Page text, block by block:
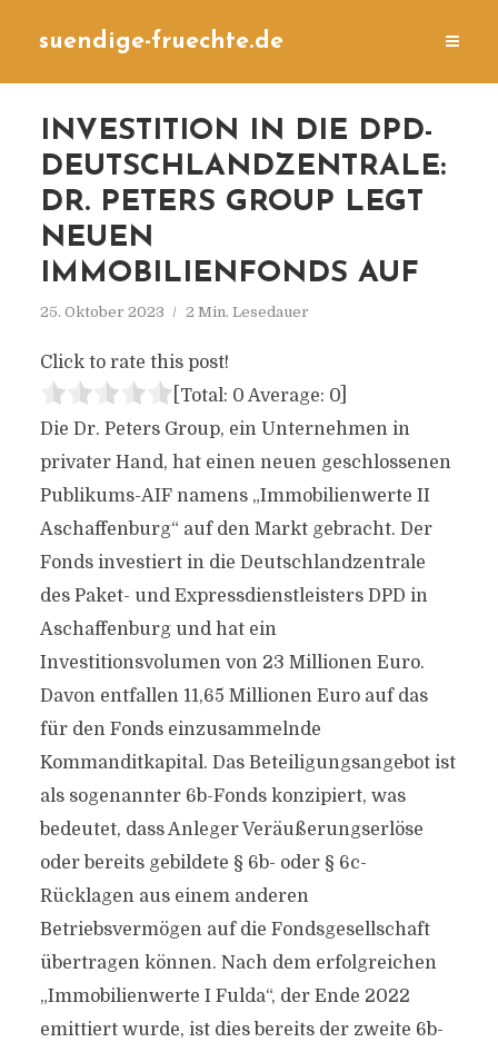
suendige-fruechte.de
INVESTITION IN DIE DPD-
DEUTSCHLANDZENTRALE:
DR. PETERS GROUP LEGT
NEUEN
IMMOBILIENFONDS AUF
25. Oktober 2023 2 Min. Lesedauer
Click to rate this post!
[Total: 0 Average: 0]
Die Dr. Peters Group, ein Unternehmen in
privater Hand, hat einen neuen geschlossenen
Publikums-AIF namens „Immobilienwerte II
Aschaffenburg“ auf den Markt gebracht. Der
Fonds investiert in die Deutschlandzentrale
des Paket- und Expressdienstleisters DPD in
Aschaffenburg und hat ein
Investitionsvolumen von 23 Millionen Euro.
Davon entfallen 11,65 Millionen Euro auf das
für den Fonds einzusammelnde
Kommanditkapital. Das Beteiligungsangebot ist
als sogenannter 6b-Fonds konzipiert, was
bedeutet, dass Anleger Veräußerungserlöse
oder bereits gebildete § 6b- oder § 6c-
Rücklagen aus einem anderen
Betriebsvermögen auf die Fondsgesellschaft
übertragen können. Nach dem erfolgreichen
„Immobilienwerte I Fulda“, der Ende 2022
emittiert wurde, ist dies bereits der zweite 6b-